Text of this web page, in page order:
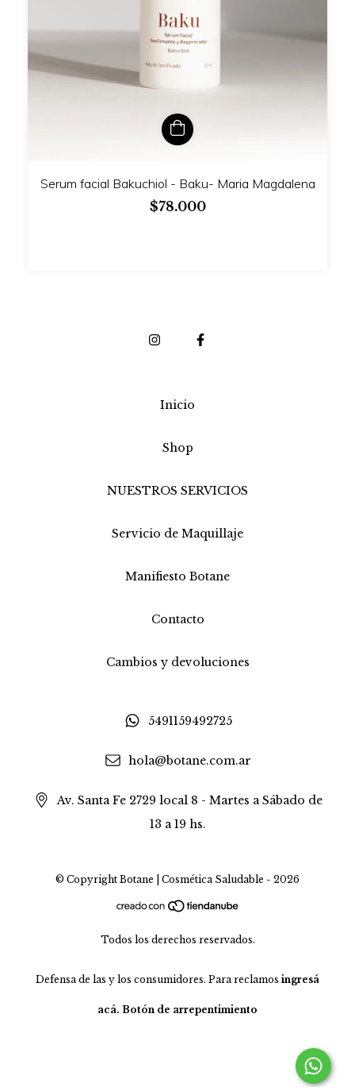
Serum facial Bakuchiol - Baku- Maria Magdalena
$78.000
Inicio
Shop
NUESTROS SERVICIOS
Servicio de Maquillaje
Manifiesto Botane
Contacto
Cambios y devoluciones
5491159492725
hola@botane.com.ar
Av. Santa Fe 2729 local 8 - Martes a Sábado de
13 a 19 hs.
© Copyright Botane | Cosmética Saludable - 2026
Todos los derechos reservados.
Defensa de las y los consumidores. Para reclamos ingresá
acá. Botón de arrepentimiento